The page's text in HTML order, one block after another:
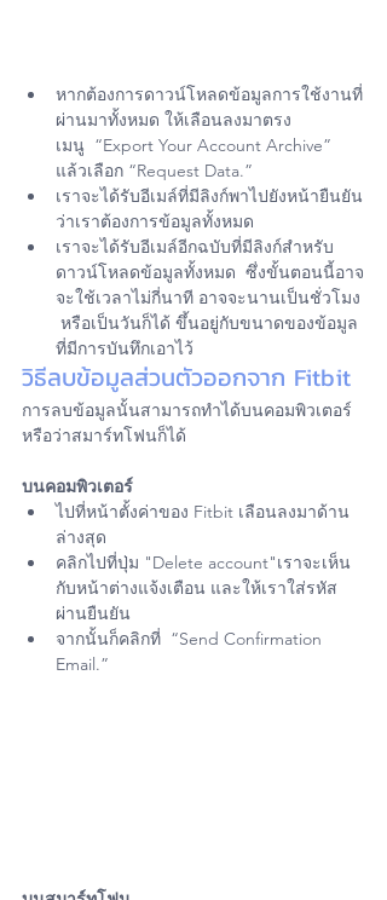
หากต้องการดาวน์โหลดข้อมูลการใช้งานที่
ผ่านมาทั้งหมด ให้เลือนลงมาตรง
เมนู  “Export Your Account Archive”
แล้วเลือก “Request Data.”
เราจะได้รับอีเมล์ที่มีลิงก์พาไปยังหน้ายืนยัน
ว่าเราต้องการข้อมูลทั้งหมด
เราจะได้รับอีเมล์อีกฉบับที่มีลิงก์สำหรับ
ดาวน์โหลดข้อมูลทั้งหมด  ซึ่งขั้นตอนนี้อาจ
จะใช้เวลาไม่กี่นาที อาจจะนานเป็นชั่วโมง
หรือเป็นวันก็ได้ ขึ้นอยู่กับขนาดของข้อมูล
ที่มีการบันทึกเอาไว้
วิธีลบข้อมูลส่วนตัวออกจาก Fitbit
การลบข้อมูลนั้นสามารถทำได้บนคอมพิวเตอร์
หรือว่าสมาร์ทโฟนก็ได้
บนคอมพิวเตอร์
ไปที่หน้าตั้งค่าของ Fitbit เลือนลงมาด้าน
ล่างสุด
คลิกไปที่ปุ่ม "Delete account"เราจะเห็น
กับหน้าต่างแจ้งเตือน และให้เราใส่รหัส
ผ่านยืนยัน
จากนั้นก็คลิกที่  “Send Confirmation
Email.”